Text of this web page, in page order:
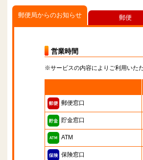
郵便局からのお知らせ
営業時間
※サービスの内容によりご利用いた
郵便窓口
貯金窓口
ATM
保険窓口
郵便